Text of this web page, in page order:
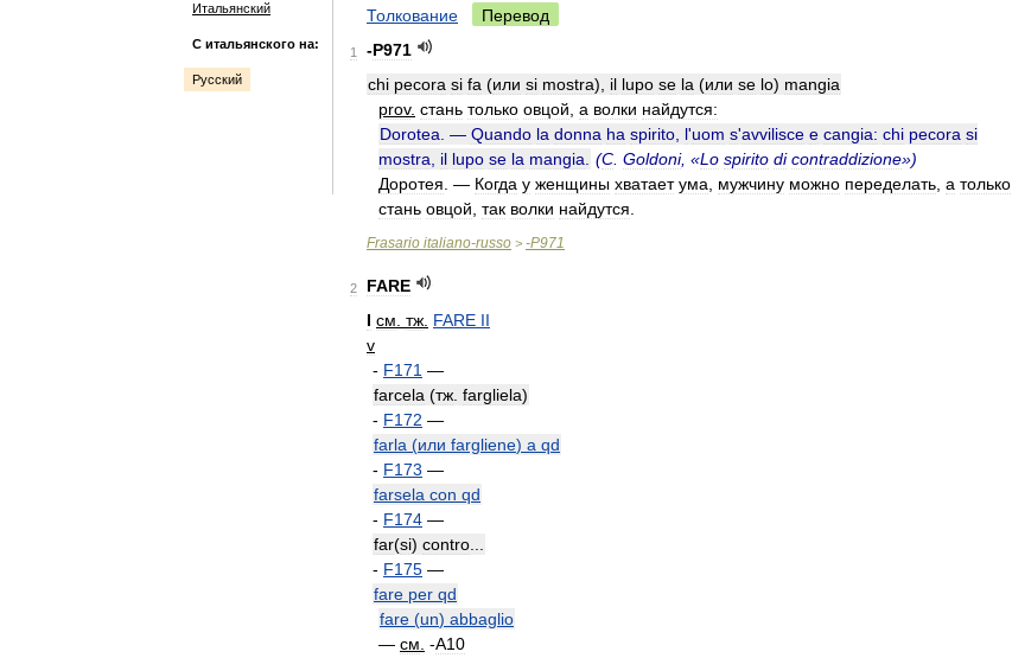
Итальянский
С итальянского на:
Русский
Толкование Перевод
1 -P971
chi pecora si fa (или si mostra), il lupo se la (или se lo) mangia
prov. стань только овцой а волки найдутся:
Dorotea . — Quando la donna ha spirito l'uom s'avvilisce e cangia: chi pecora si
mostra
il lupo se la mangia (C Goldoni, «Lo spirito di contraddizione»)
Доротея . — Когда у женщины хватает ума мужчину можно переделать а только
стань овцой так волки найдутся
Frasario italiano-russo > -P971
2
FARE
I см тж FARE II
v
- F171 —
farcela (тж fargliela)
- F172 —
farla (или fargliene) a qd
- F173 —
farsela con qd
- F174 —
far(si) contro
- F175 —
fare per qd
fare (un) abbaglio
— см -A10